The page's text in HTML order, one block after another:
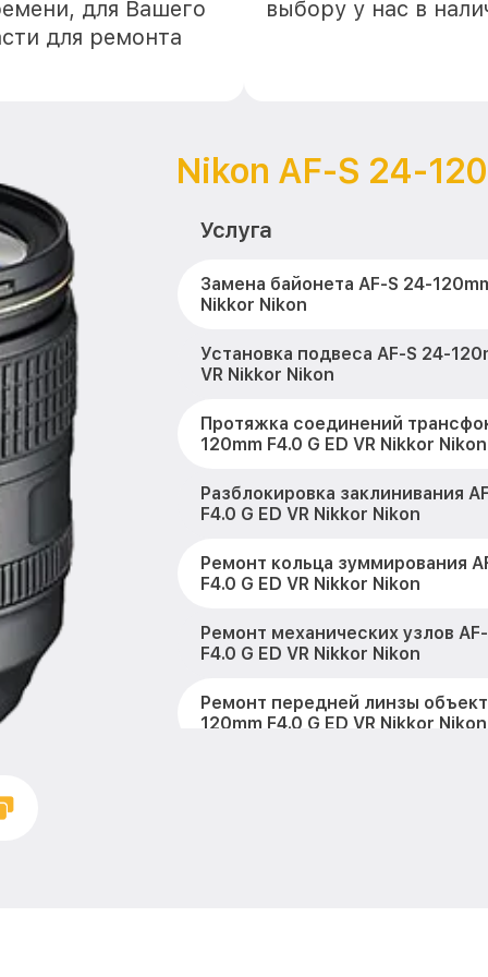
для Вашего
для ремонта
выбору у нас в
Nikon AF-S 24-
Услуга
Замена байонета AF-S 24-
Nikkor Nikon
Установка подвеса AF-S 24-
VR Nikkor Nikon
Протяжка соединений
120mm F4.0 G ED VR Nikkor Nikon
Разблокировка заклинивания
F4.0 G ED VR Nikkor Nikon
Ремонт кольца зуммирования
F4.0 G ED VR Nikkor Nikon
Ремонт механических узлов
F4.0 G ED VR Nikkor Nikon
Ремонт передней линзы
120mm F4.0 G ED VR Nikkor Nikon